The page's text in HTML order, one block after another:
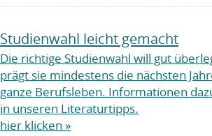
Studienwahl leicht gemacht
Die richtige Studienwahl will gut
prägt sie mindestens die nächsten
ganze Berufsleben. Informationen
in unseren Literaturtipps.
hier klicken »